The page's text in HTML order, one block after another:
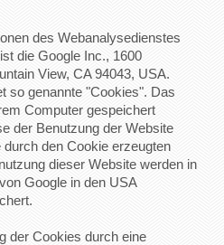
des Webanalysedienstes
die Google Inc., 1600
View, CA 94043, USA.
so genannte "Cookies". Das
Computer gespeichert
der Benutzung der Website
den Cookie erzeugten
dieser Website werden in
Google in den USA
der Cookies durch eine